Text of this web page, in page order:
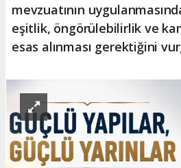
mevzuatının
eşitlik, öngörülebilirlik ve
esas alınması gerektiğini